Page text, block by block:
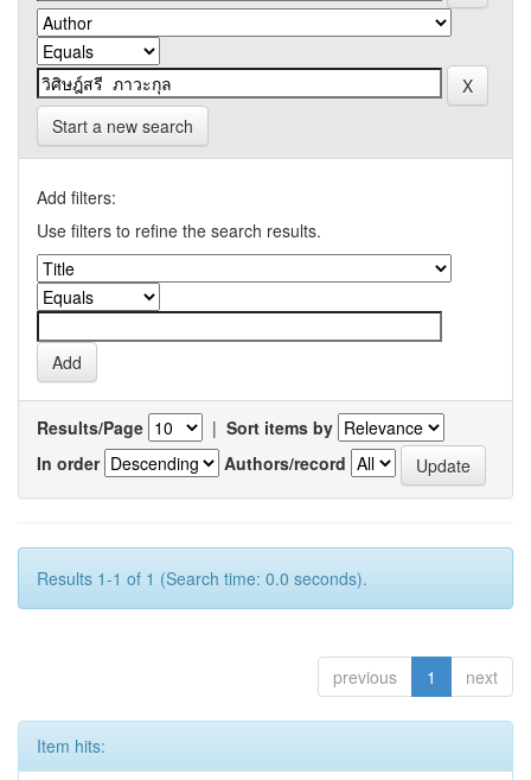
Start a new search
Add filters:
Use filters to refine the search results.
Results/Page | Sort items by
In order
Authors/record
Results 1-1 of 1 (Search time: 0.0 seconds).
previous 1 next
Item hits: